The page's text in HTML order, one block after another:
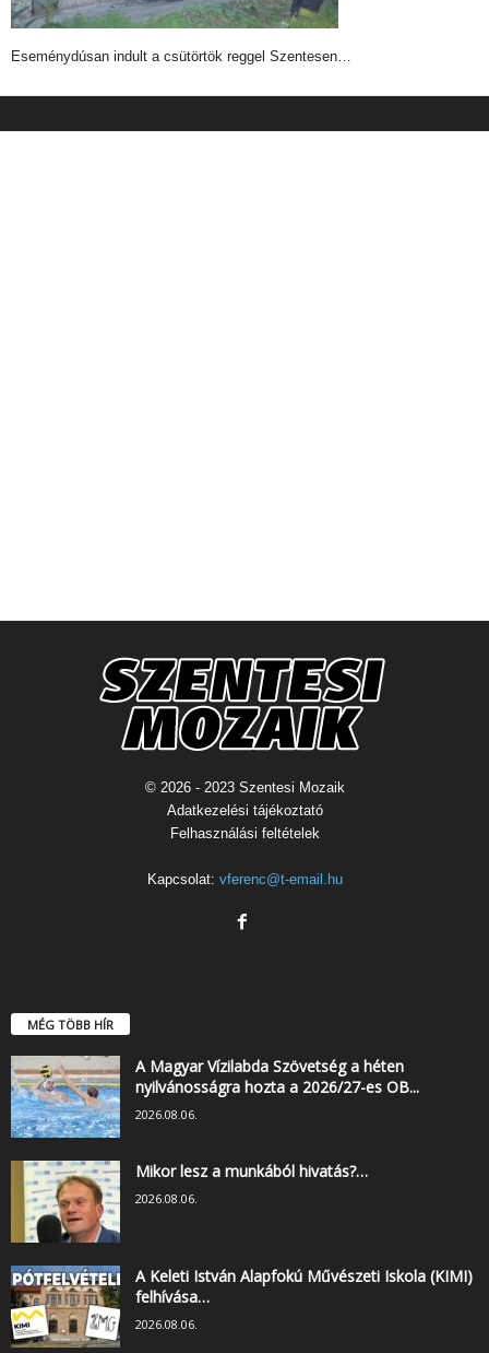
Eseménydúsan indult a csütörtök reggel Szentesen…
© 2026 - 2023 Szentesi Mozaik
Adatkezelési tájékoztató
Felhasználási feltételek
Kapcsolat: vferenc@t-email.hu
MÉG TÖBB HÍR
A Magyar Vízilabda Szövetség a héten
nyilvánosságra hozta a 2026/27-es OB...
2026.08.06.
Mikor lesz a munkából hivatás?…
2026.08.06.
A Keleti István Alapfokú Művészeti Iskola (KIMI)
felhívása…
2026.08.06.